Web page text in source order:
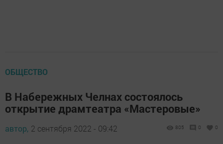
ОБЩЕСТВО
В Набережных Челнах состоялось
открытие драмтеатра «Мастеровые»
автор, 2 сентября 2022 - 09:42 805 0 0